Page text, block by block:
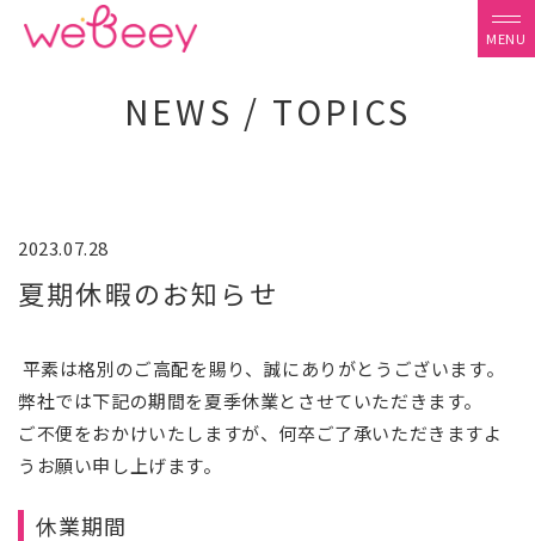
NEWS / TOPICS
2023.07.28
夏期休暇のお知らせ
平素は格別のご高配を賜り、誠にありがとうございます。
弊社では下記の期間を夏季休業とさせていただきます。
ご不便をおかけいたしますが、何卒ご了承いただきますよ
うお願い申し上げます。
休業期間